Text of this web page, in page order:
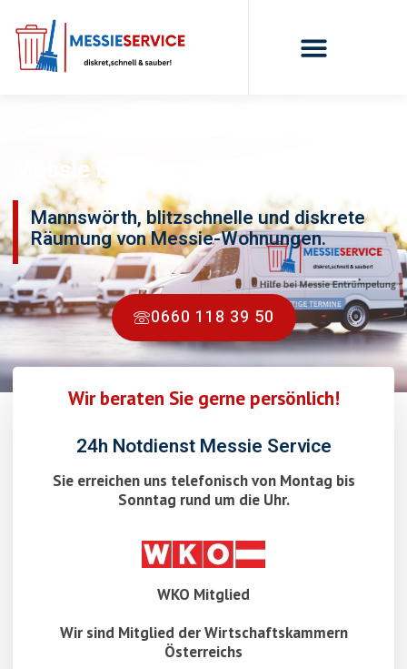
Messie Entrümpelung Mannswörth
Mannswörth, blitzschnelle und diskrete
Räumung von Messie-Wohnungen.
0660 118 39 50
Wir beraten Sie gerne persönlich!
24h Notdienst Messie Service
Sie erreichen uns telefonisch von Montag bis
Sonntag rund um die Uhr.
WKO Mitglied
Wir sind Mitglied der Wirtschaftskammern
Österreichs